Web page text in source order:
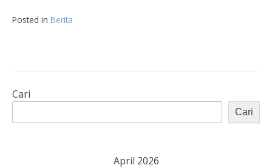
Posted in Berita
Cari
Cari
April 2026